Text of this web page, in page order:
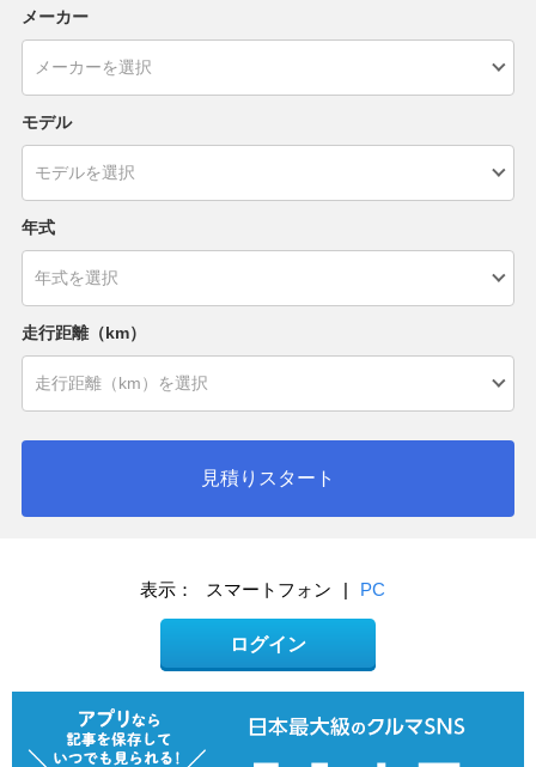
メーカー
モデル
年式
走行距離（km）
見積りスタート
表示： スマートフォン | PC
ログイン